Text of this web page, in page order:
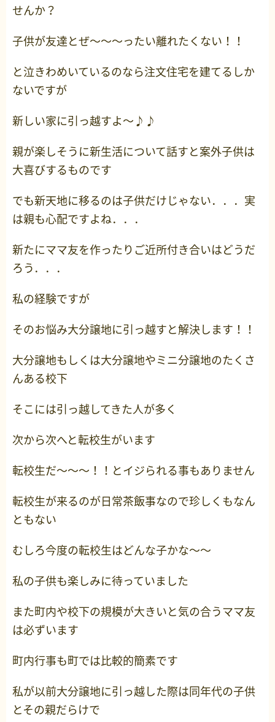
せんか？
子供が友達とぜ～～～ったい離れたくない！！
と泣きわめいているのなら注文住宅を建てるしか
ないですが
新しい家に引っ越すよ～♪♪
親が楽しそうに新生活について話すと案外子供は
大喜びするものです
でも新天地に移るのは子供だけじゃない．．．実
は親も心配ですよね．．．
新たにママ友を作ったりご近所付き合いはどうだ
ろう．．．
私の経験ですが
そのお悩み大分譲地に引っ越すと解決します！！
大分譲地もしくは大分譲地やミニ分譲地のたくさ
んある校下
そこには引っ越してきた人が多く
次から次へと転校生がいます
転校生だ～～～！！とイジられる事もありません
転校生が来るのが日常茶飯事なので珍しくもなん
ともない
むしろ今度の転校生はどんな子かな～～
私の子供も楽しみに待っていました
また町内や校下の規模が大きいと気の合うママ友
は必ずいます
町内行事も町では比較的簡素です
私が以前大分譲地に引っ越した際は同年代の子供
とその親だらけで